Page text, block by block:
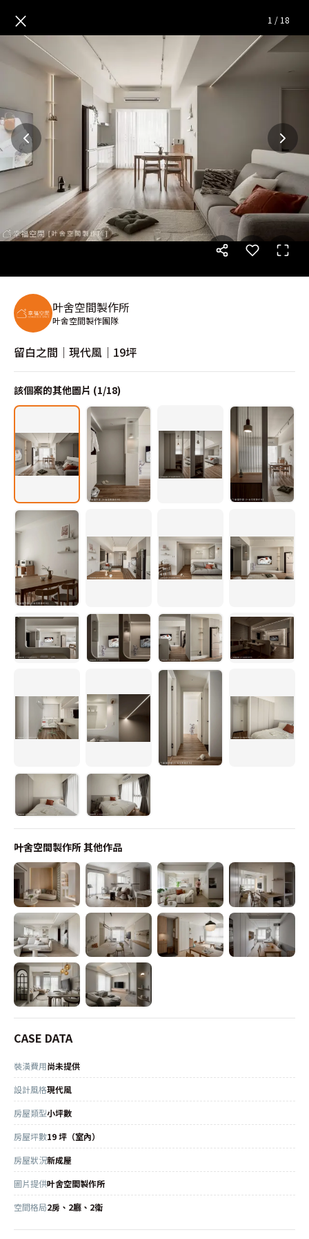
留白之間｜現代風｜19坪 — 完
× 1 / 18
叶舍空間製作所
叶舍空間製作團隊
留白之間｜現代風｜19坪
該個案的其他圖片 (1/18)
叶舍空間製作所其他作品
CASE DATA
裝潢費用尚未提供
設計風格現代風
房屋類型小坪數
房屋坪數19 坪（室內）
房屋狀況新成屋
圖片提供叶舍空間製作所
空間格局2房、2廳、2衛